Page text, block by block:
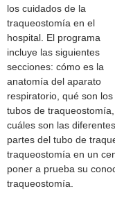
los cuidados de la
traqueostomía en el
hospital. El programa
incluye las siguientes
secciones: cómo es la
anatomía del aparato
respiratorio, qué son los
tubos de traqueostomía,
cuáles son las diferentes
partes del tubo de
traqueostomía en un
poner a prueba su
traqueostomía.